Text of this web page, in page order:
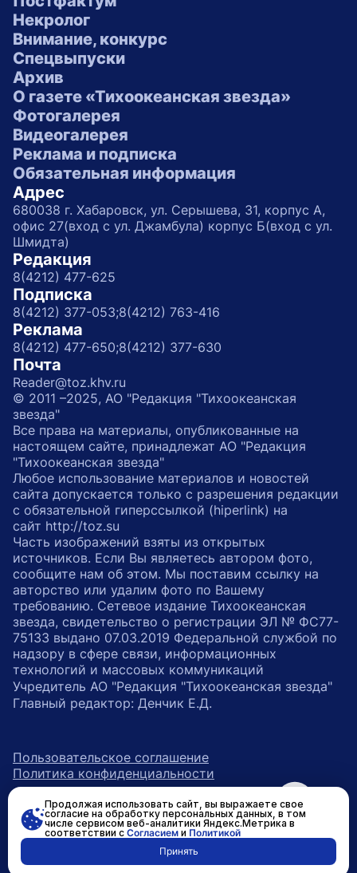
Некролог
Внимание, конкурс
Спецвыпуски
Архив
О газете «Тихоокеанская звезда»
Фотогалерея
Видеогалерея
Реклама и подписка
Обязательная информация
Адрес
680038 г. Хабаровск, ул. Серышева, 31, корпус А,
офис 27(вход с ул. Джамбула) корпус Б(вход с ул.
Шмидта)
Редакция
8(4212) 477-625
Подписка
8(4212) 377-053;8(4212) 763-416
Реклама
8(4212) 477-650;8(4212) 377-630
Почта
Reader@toz.khv.ru
© 2011 –2025, АО "Редакция "Тихоокеанская
звезда"
Все права на материалы, опубликованные на
настоящем сайте, принадлежат АО "Редакция
"Тихоокеанская звезда"
Любое использование материалов и новостей
сайта допускается только с разрешения редакции
с обязательной гиперссылкой (hiperlink) на
сайт http://toz.su
Часть изображений взяты из открытых
источников. Если Вы являетесь автором фото,
сообщите нам об этом. Мы поставим ссылку на
авторство или удалим фото по Вашему
требованию. Сетевое издание Тихоокеанская
звезда, свидетельство о регистрации ЭЛ № ФС77-
75133 выдано 07.03.2019 Федеральной службой по
надзору в сфере связи, информационных
технологий и массовых коммуникаций
Учредитель АО "Редакция "Тихоокеанская звезда"
Главный редактор: Денчик Е.Д.
Пользовательское соглашение
Политика конфиденциальности
ссылка на главную
возрастное ограничение 16+
ссылка на страницу в Вконтакте
ссылка на страницу в
ссылка на канал в
Разработано в
Продолжая использовать сайт, вы выражаете свое
согласие на обработку персональных данных, в том
числе сервисом веб-аналитики Яндекс.Метрика в
соответствии с Согласиеми Политикой
Принять